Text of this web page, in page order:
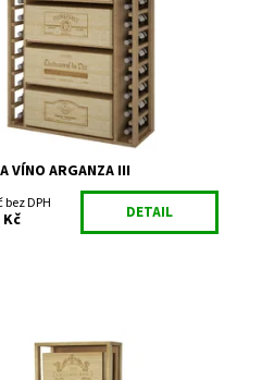
Do 3 týdnů
EX2542
Expovinalia
2 roky
VÍNO ARGANZA III
bez DPH
Kč DETAIL
na uskladnění vína. Včetně